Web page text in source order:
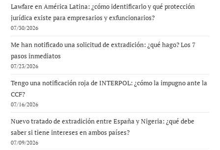
Lawfare en América Latina: ¿cómo identificarlo y qué protección
jurídica existe para empresarios y exfuncionarios?
07/30/2026
Me han notificado una solicitud de extradición: ¿qué hago? Los 7
pasos inmediatos
07/23/2026
Tengo una notificación roja de INTERPOL: ¿cómo la impugno ante la
CCF?
07/16/2026
Nuevo tratado de extradición entre España y Nigeria: ¿qué debe
saber si tiene intereses en ambos países?
07/09/2026